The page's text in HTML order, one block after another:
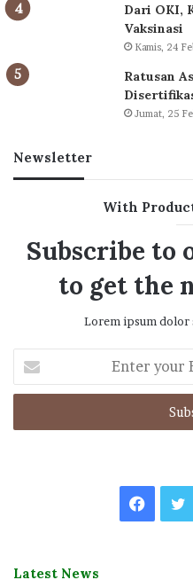
Dari OKI,
Vaksinasi
Kamis, 24
Ratusan
Jumat, 25
Newsletter
With
Subscribe to
to get the
Lorem ipsum dolor
your
Email
Latest News